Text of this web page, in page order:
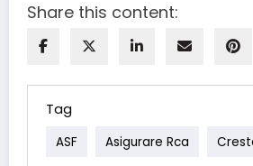
Share this content:
Tag
ASF Asigurare Rca